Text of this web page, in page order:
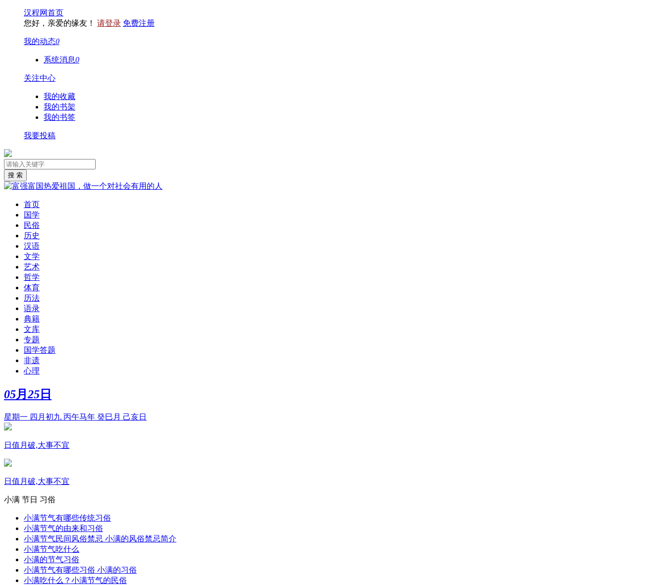
汉程网首页
您好，亲爱的缘友！ 请登录 免费注册
我的动态0
系统消息0
关注中心
我的收藏
我的书架
我的书签
我要投稿
首页
国学
民俗
历史
汉语
文学
艺术
哲学
体育
历法
语录
典籍
文库
专题
国学答题
非遗
心理
05月 25 日
星期一 四月初九 丙午马年 癸巳月 己亥日
日值月破,大事不宜
日值月破,大事不宜
小满 节日 习俗
小满节气有哪些传统习俗
小满节气的由来和习俗
小满节气民间风俗禁忌 小满的风俗禁忌简介
小满节气吃什么
小满的节气习俗
小满节气有哪些习俗 小满的习俗
小满吃什么？小满节气的民俗